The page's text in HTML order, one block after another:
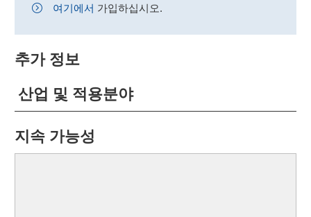
여기에서 가입하십시오.
추가 정보
산업 및 적용분야
지속 가능성